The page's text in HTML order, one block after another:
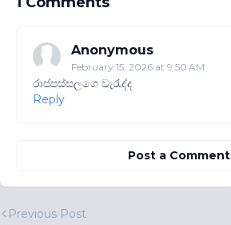
Anonymous
February 15, 2026 at 9:50 AM
රාජපස්සලගෙ වැරැද්ද
Reply
Post a Comment
Previous Post